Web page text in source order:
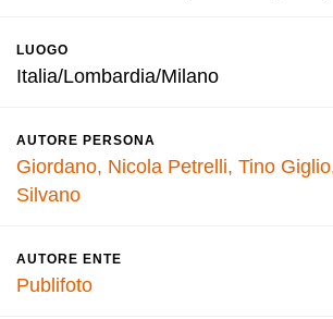
LUOGO
Italia/Lombardia/Milano
AUTORE PERSONA
Giordano, Nicola Petrelli, Tino
Silvano
AUTORE ENTE
Publifoto